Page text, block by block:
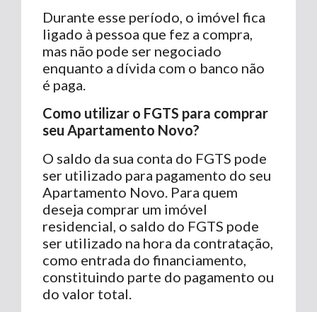
Durante esse período, o imóvel fica
ligado à pessoa que fez a compra,
mas não pode ser negociado
enquanto a dívida com o banco não
é paga.
Como utilizar o FGTS para comprar
seu Apartamento Novo?
O saldo da sua conta do FGTS pode
ser utilizado para pagamento do seu
Apartamento Novo. Para quem
deseja comprar um imóvel
residencial, o saldo do FGTS pode
ser utilizado na hora da contratação,
como entrada do financiamento,
constituindo parte do pagamento ou
do valor total.